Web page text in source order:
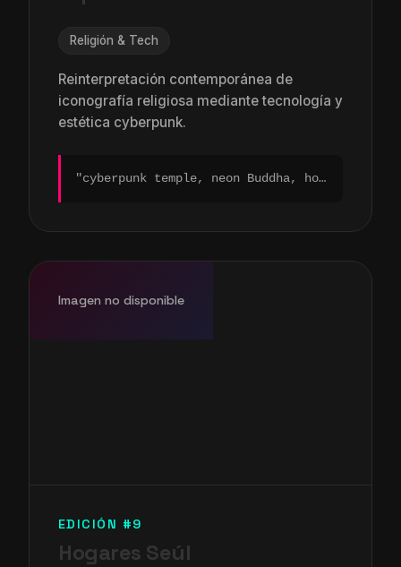
Religión & Tech
Reinterpretación contemporánea de
iconografía religiosa mediante tecnología y
estética cyberpunk.
"cyberpunk temple, neon Buddha, holographic rituals, sacred geometry, ethereal lighting..."
Imagen no disponible
EDICIÓN #9
Hogares Seúl